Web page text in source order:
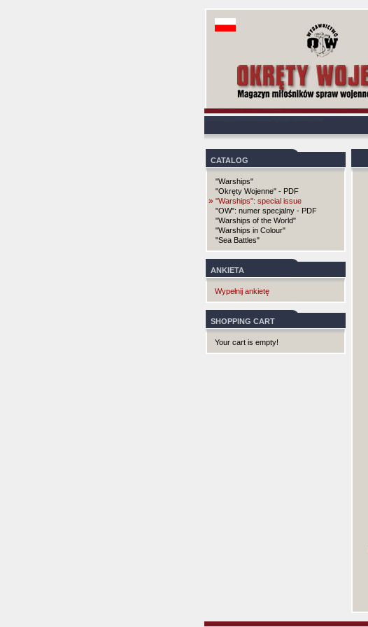
CATALOG
"Warships"
"Okręty Wojenne" - PDF
» "Warships": special issue
"OW": numer specjalny - PDF
"Warships of the World"
"Warships in Colour"
"Sea Battles"
ANKIETA
Wypełnij ankietę
SHOPPING CART
Your cart is empty!